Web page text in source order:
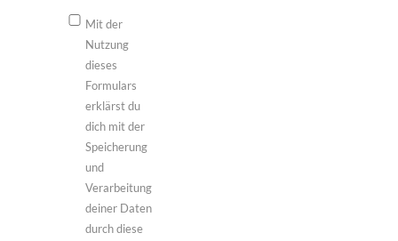
Mit der
Nutzung
dieses
Formulars
erklärst du
dich mit der
Speicherung
und
Verarbeitung
deiner Daten
durch diese